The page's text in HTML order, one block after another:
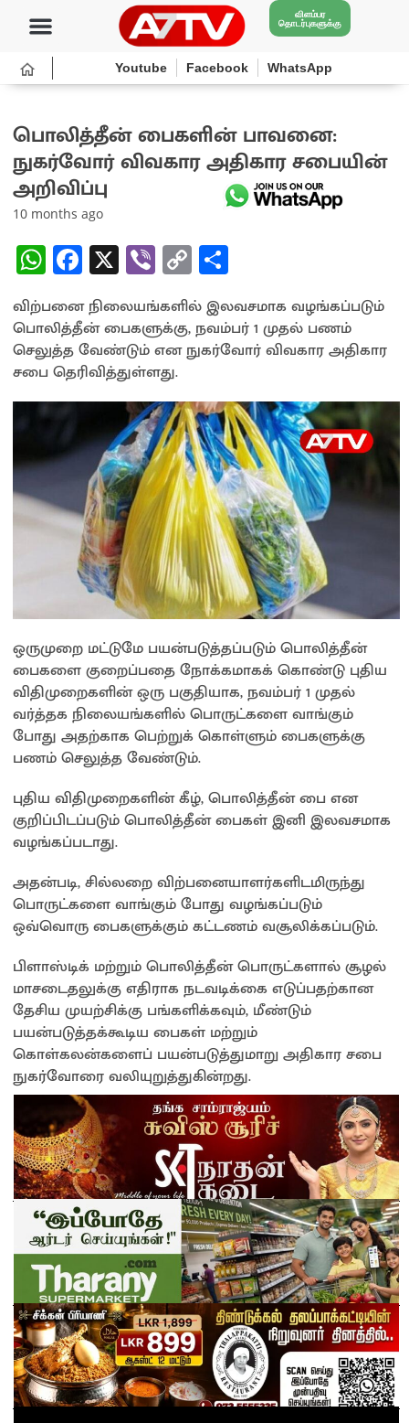
விளம்பர
தொடர்புகளுக்கு
Youtube Facebook WhatsApp
பொலித்தீன் பைகளின் பாவனை:
நுகர்வோர் விவகார அதிகார சபையின்
அறிவிப்பு
10 months ago
W
h
at
sA
p
p
Fa
ce
b
o
o
k
X Vi
b
er
C
o
py
Li
n
k
ar
e
விற்பனை நிலையங்களில் இலவசமாக வழங்கப்படும்
பொலித்தீன் பைகளுக்கு, நவம்பர் 1 முதல் பணம்
செலுத்த வேண்டும் என நுகர்வோர் விவகார அதிகார
சபை தெரிவித்துள்ளது.
ஒருமுறை மட்டுமே பயன்படுத்தப்படும் பொலித்தீன்
பைகளை குறைப்பதை நோக்கமாகக் கொண்டு புதிய
விதிமுறைகளின் ஒரு பகுதியாக, நவம்பர் 1 முதல்
வர்த்தக நிலையங்களில் பொருட்களை வாங்கும்
போது அதற்காக பெற்றுக் கொள்ளும் பைகளுக்கு
பணம் செலுத்த வேண்டும்.
புதிய விதிமுறைகளின் கீழ், பொலித்தீன் பை என
குறிப்பிடப்படும் பொலித்தீன் பைகள் இனி இலவசமாக
வழங்கப்படாது.
அதன்படி, சில்லறை விற்பனையாளர்களிடமிருந்து
பொருட்களை வாங்கும் போது வழங்கப்படும்
ஒவ்வொரு பைகளுக்கும் கட்டணம் வசூலிக்கப்படும்.
பிளாஸ்டிக் மற்றும் பொலித்தீன் பொருட்களால் சூழல்
மாசடைதலுக்கு எதிராக நடவடிக்கை எடுப்பதற்கான
தேசிய முயற்சிக்கு பங்களிக்கவும், மீண்டும்
பயன்படுத்தக்கூடிய பைகள் மற்றும்
கொள்கலன்களைப் பயன்படுத்துமாறு அதிகார சபை
நுகர்வோரை வலியுறுத்துகின்றது.